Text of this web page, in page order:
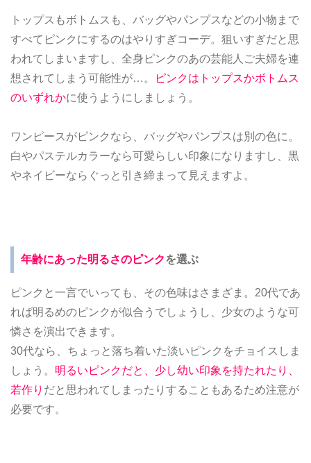
トップスもボトムスも、バッグやパンプスなどの小物まで
すべてピンクにするのはやりすぎコーデ。狙いすぎだと思
われてしまいますし、全身ピンクのあの芸能人ご夫婦を連
想されてしまう可能性が…。
ピンクはトップスかボトムス
のいずれかに使うようにしましょう。
ワンピースがピンクなら、バッグやパンプスは別の色に。
白やパステルカラーなら可愛らしい印象になりますし、黒
やネイビーならぐっと引き締まって見えますよ。
年齢にあった明るさのピンクを選ぶ
ピンクと一言でいっても、その色味はさまざま。20代であ
れば明るめのピンクが似合うでしょうし、少女のような可
憐さを演出できます。
30代なら、ちょっと落ち着いた淡いピンクをチョイスしま
しょう。 明るいピンクだと、少し幼い印象を持たれたり、
若作り だと思われてしまったりすることもあるため注意が
必要です。